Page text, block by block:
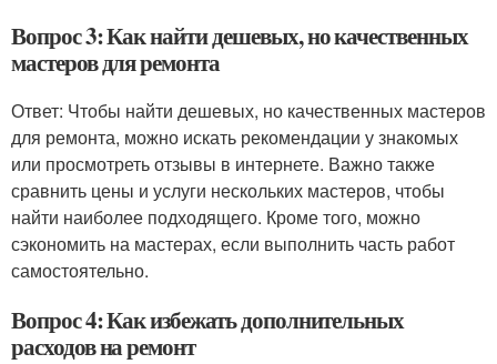
Вопрос 3: Как найти дешевых, но качественных
мастеров для ремонта
Ответ: Чтобы найти дешевых, но качественных мастеров
для ремонта, можно искать рекомендации у знакомых
или просмотреть отзывы в интернете. Важно также
сравнить цены и услуги нескольких мастеров, чтобы
найти наиболее подходящего. Кроме того, можно
сэкономить на мастерах, если выполнить часть работ
самостоятельно.
Вопрос 4: Как избежать дополнительных
расходов на ремонт